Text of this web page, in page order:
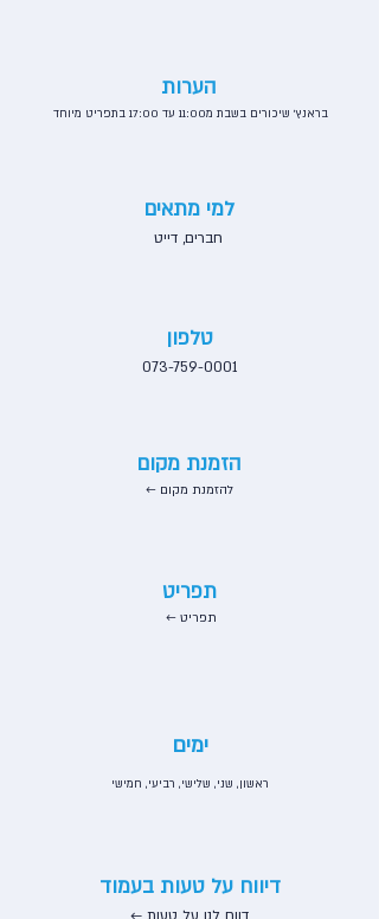
הערות
בראנץ׳ שיכורים בשבת מ11:00 עד 17:00 בתפריט מיוחד
למי מתאים
חברים, דייט
טלפון
073-759-0001
הזמנת מקום
← להזמנת מקום
תפריט
← תפריט
ימים
ראשון, שני, שלישי, רביעי, חמישי
דיווח על טעות בעמוד